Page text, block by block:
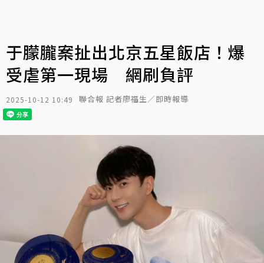
于朦朧案扯出北京五星飯店！爆
受虐第一現場 網刷負評
2025-10-12 10:49 聯合報 記者廖福生／即時報導